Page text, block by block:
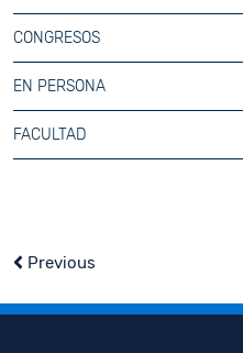
CONGRESOS
EN PERSONA
FACULTAD
Previous